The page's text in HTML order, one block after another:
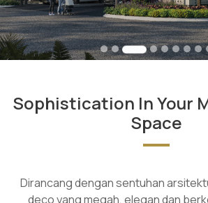
Sophistication In Your
Space
Dirancang dengan sentuhan
deco yang megah, elegan dan